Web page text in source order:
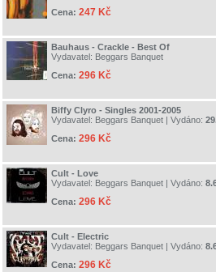
Cena: 247 Kč
Bauhaus - Crackle - Best Of
Vydavatel: Beggars Banquet
Cena: 296 Kč
Biffy Clyro - Singles 2001-2005
Vydavatel: Beggars Banquet | Vydáno:
Cena: 296 Kč
Cult - Love
Vydavatel: Beggars Banquet | Vydáno:
Cena: 296 Kč
Cult - Electric
Vydavatel: Beggars Banquet | Vydáno:
Cena: 296 Kč